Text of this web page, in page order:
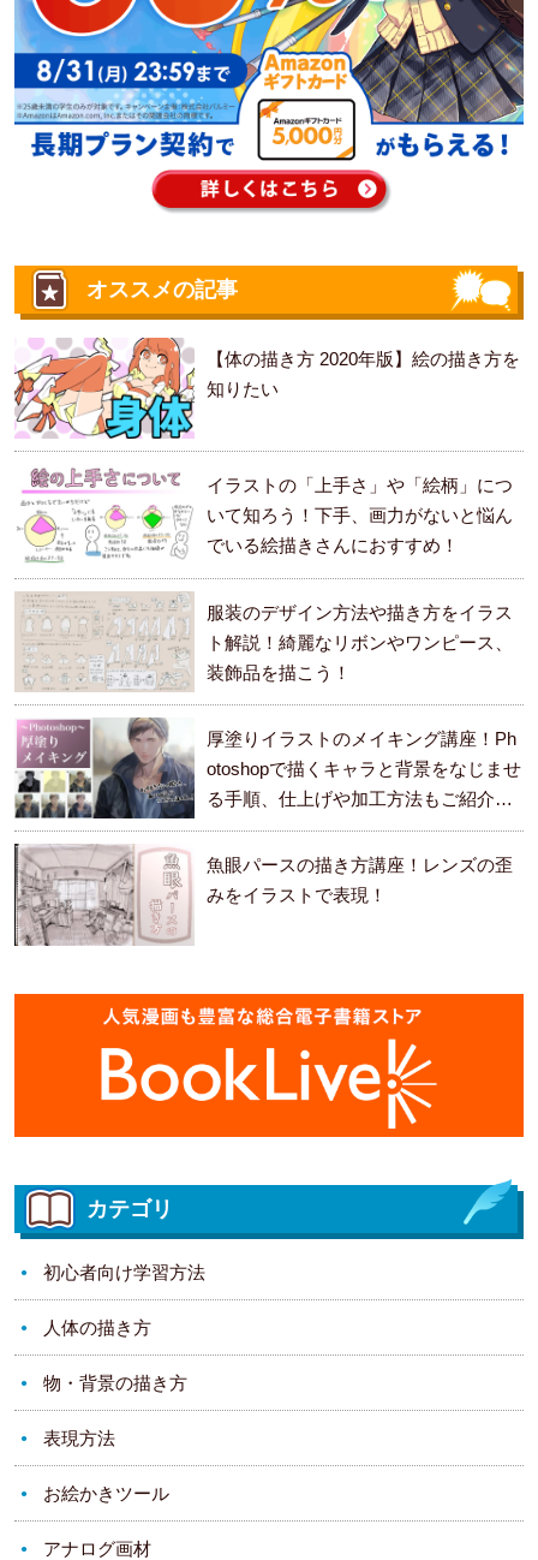
オススメの記事
【体の描き方 2020年版】絵の描き方を
知りたい
イラストの「上手さ」や「絵柄」につ
いて知ろう！下手、画力がないと悩ん
でいる絵描きさんにおすすめ！
服装のデザイン方法や描き方をイラス
ト解説！綺麗なリボンやワンピース、
装飾品を描こう！
厚塗りイラストのメイキング講座！Ph
otoshopで描くキャラと背景をなじませ
る手順、仕上げや加工方法もご紹介し
ます。
魚眼パースの描き方講座！レンズの歪
みをイラストで表現！
カテゴリ
初心者向け学習方法
人体の描き方
物・背景の描き方
表現方法
お絵かきツール
アナログ画材